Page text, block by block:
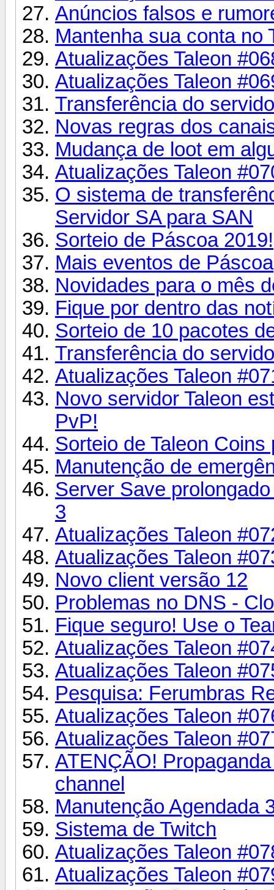
Anúncios falsos e
Mantenha sua conta no
Atualizações Taleon
Atualizações Taleon
Transferência do
Novas regras dos
Mudança de loot em
Atualizações Taleon
O sistema de
Servidor SA para SAN
Sorteio de Páscoa 2019!
Mais eventos de Páscoa
Novidades para o mês
Fique por dentro das
Sorteio de 10 pacotes
Transferência do
Atualizações Taleon
Novo servidor Taleon
PvP!
Sorteio de Taleon
Manutenção de
Server Save
3
Atualizações Taleon
Atualizações Taleon
Novo client versão 12
Problemas no DNS -
Fique seguro! Use o
Atualizações Taleon
Atualizações Taleon
Pesquisa: Ferumbras
Atualizações Taleon
Atualizações Taleon
ATENÇÃO!
channel
Manutenção Agendada
Sistema de Twitch
Atualizações Taleon
Atualizações Taleon